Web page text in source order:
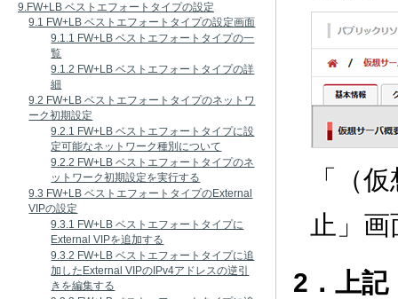
9.FW+LB ベストエフォートタイプの設定
9.1 FW+LB ベストエフォートタイプの設定画面
9.1.1 FW+LB ベストエフォートタイプの一
覧
9.1.2 FW+LB ベストエフォートタイプの詳
細
9.2 FW+LB ベストエフォートタイプのネットワ
ーク初期設定
9.2.1 FW+LB ベストエフォートタイプに設
定可能なネットワーク種別について
9.2.2 FW+LB ベストエフォートタイプのネ
ットワーク初期設定を実行する
9.3 FW+LB ベストエフォートタイプのExternal
VIPの設定
9.3.1 FW+LB ベストエフォートタイプに
External VIPを追加する
9.3.2 FW+LB ベストエフォートタイプに追
加したExternal VIPのIPv4アドレスの逆引
きを編集する
「（
止」
2．上記